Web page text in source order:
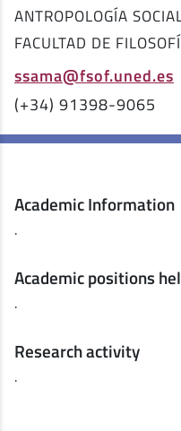
ANTROPOLOGÍA
FACULTAD DE
ssama@fsof.uned.es
(+34) 91398-9065
Academic Information
.
Academic positions
.
Research activity
.